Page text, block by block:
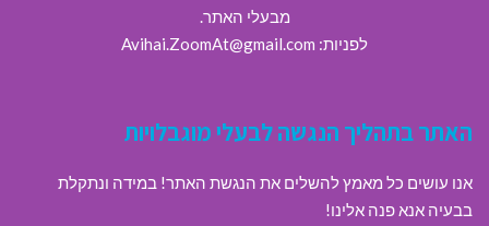
מבעלי האתר.
לפניות: Avihai.ZoomAt@gmail.com
האתר בתהליך הנגשה לבעלי מוגבלויות
אנו עושים כל מאמץ להשלים את הנגשת האתר! במידה ונתקלת
בבעיה אנא פנה אלינו!